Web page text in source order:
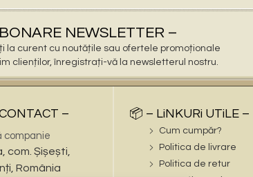
NEWSLETTER –
la curent cu noutățile sau ofertele promoționale
clienților, înregistrați-vă la newsletterul nostru.
–
companie
com. Șișești,
România
📦 – LiNKURi UTiLE –
Cum cumpăr?
Politica de livrare
Politica de retur